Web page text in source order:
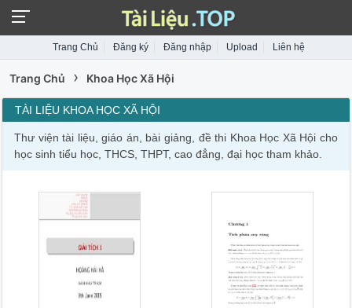
Trang Chủ Đăng ký Đăng nhập Upload Liên hệ
Trang Chủ › Khoa Học Xã Hội
TÀI LIỆU KHOA HỌC XÃ HỘI
Thư viện tài liệu, giáo án, bài giảng, đề thi Khoa Học Xã Hội cho
học sinh tiểu học, THCS, THPT, cao đẳng, đại học tham khảo.